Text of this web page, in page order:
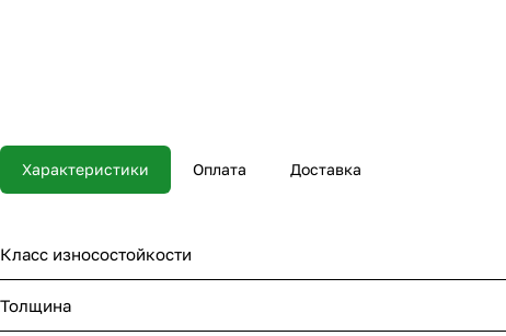
Характеристики Оплата Доставка
Класс износостойкости
Толщина